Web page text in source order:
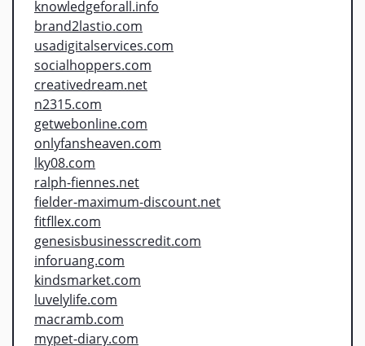
knowledgeforall.info
brand2lastio.com
usadigitalservices.com
socialhoppers.com
creativedream.net
n2315.com
getwebonline.com
onlyfansheaven.com
lky08.com
ralph-fiennes.net
fielder-maximum-discount.net
fitfllex.com
genesisbusinesscredit.com
inforuang.com
kindsmarket.com
luvelylife.com
macramb.com
mypet-diary.com